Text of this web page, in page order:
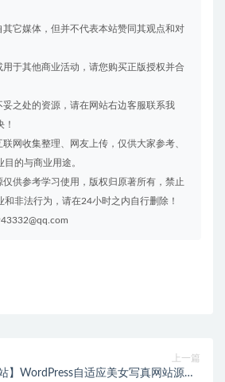
其它媒体，但并不代表本站赞同其观点和对
于其他商业活动，请您购买正版授权并合
之处的资源，请在网站右边客服联系我
网收集整理、网友上传，仅供大家参考、
的与商业用途。
供参考学习使用，版权归原著所有，禁止
和非法行为，请在24小时之内自行删除！
上一篇
】WordPress自适应美女写真网站源码/